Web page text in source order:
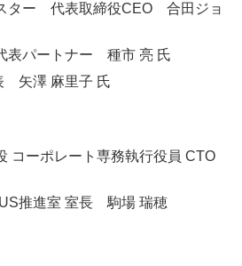
ター 代表取締役CEO 合田ジョ
表パートナー 種市 亮 氏
矢澤 麻里子 氏
コーポレート専務執行役員 CTO
推進室 室長 駒場 瑞穂